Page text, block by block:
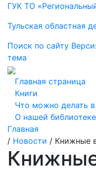
ГУК ТО
Тульская областная
Поиск по сайту
тема
Главная страница
Книги
Что можно делать в
О нашей библиотеке
Главная
/ Новости / Книжные